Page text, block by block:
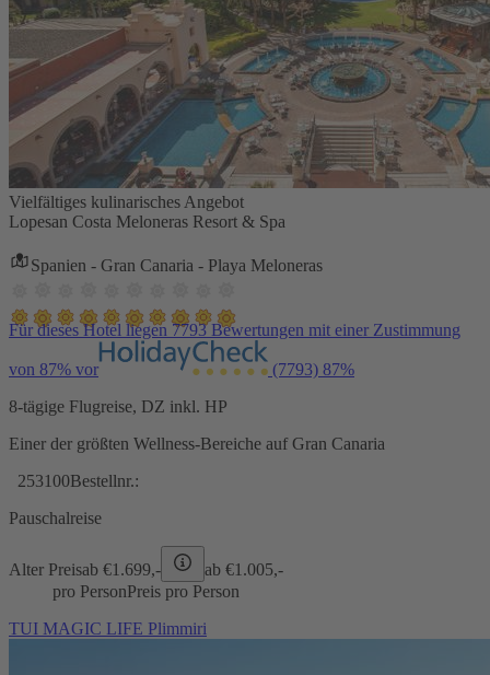
Vielfältiges kulinarisches Angebot
Lopesan Costa Meloneras Resort & Spa
Spanien - Gran Canaria - Playa Meloneras
Für dieses Hotel liegen 7793 Bewertungen mit einer Zustimmung
von 87% vor (7793) 87%
8-tägige Flugreise, DZ inkl. HP
Einer der größten Wellness-Bereiche auf Gran Canaria
253100Bestellnr.:
Pauschalreise
Alter Preisab €1.699,- ab €1.005,-
pro PersonPreis pro Person
TUI MAGIC LIFE Plimmiri